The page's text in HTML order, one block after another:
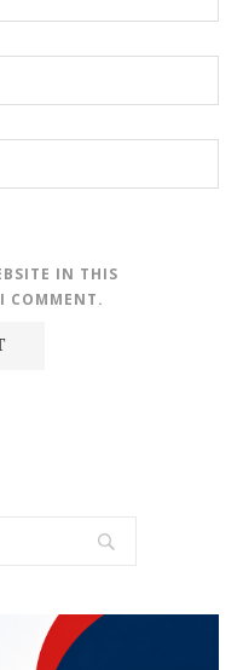
IN THIS
COMMENT.